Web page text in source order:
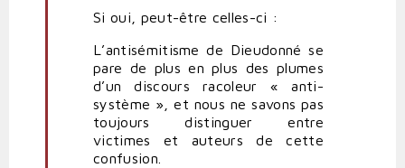
Si oui, peut-être celles-ci :
L’antisémitisme de Dieudonné se
pare de plus en plus des plumes
d’un discours racoleur « anti-
système », et nous ne savons pas
toujours distinguer entre
victimes et auteurs de cette
confusion.